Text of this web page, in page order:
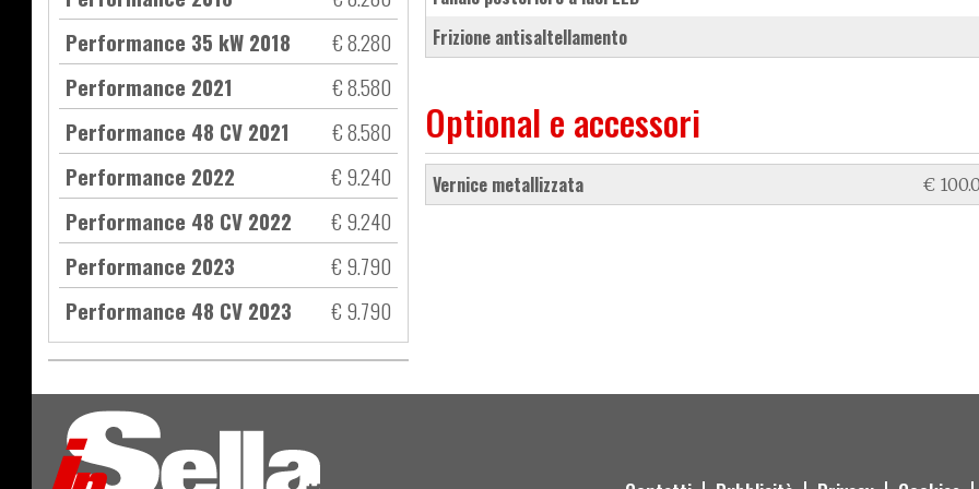
Performance 35 kW 2018
€ 8.280
Performance 2021
€ 8.580
Performance 48 CV 2021
€ 8.580
Performance 2022
€ 9.240
Performance 48 CV 2022
€ 9.240
Performance 2023
€ 9.790
Performance 48 CV 2023
€ 9.790
frizione antisaltellamento
Optional e accessori
vernice metallizzata €